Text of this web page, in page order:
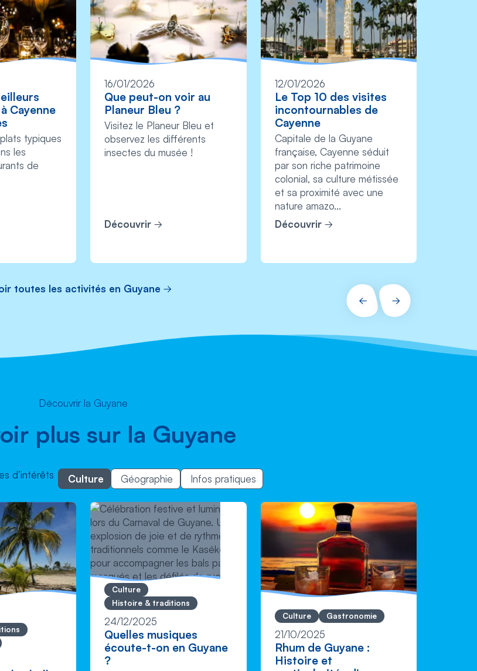
Cayenne
typiques
les
de
16/01/2026
Que peut-on voir au
Planeur Bleu ?
Visitez le Planeur Bleu et
observez les différents
insectes du musée !
Découvrir
12/01/2026
Le Top 10 des visites
incontournables de
Cayenne
Capitale de la Guyane
française, Cayenne séduit
par son riche patrimoine
colonial, sa culture métissée
et sa proximité avec une
nature amazo...
Découvrir
PRÉCÉDENT
SUIVANT
toutes les activités en Guyane
Découvrir la Guyane
plus sur la Guyane
d’intérêts Culture Géographie Infos pratiques
Culture
Histoire & traditions
24/12/2025
Quelles musiques
écoute-t-on en Guyane
?
Culture Gastronomie
21/10/2025
Rhum de Guyane :
Histoire et